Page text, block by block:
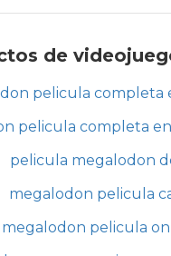
de
pelicula completa
pelicula completa
pelicula megalodon
megalodon pelicula
megalodon pelicula